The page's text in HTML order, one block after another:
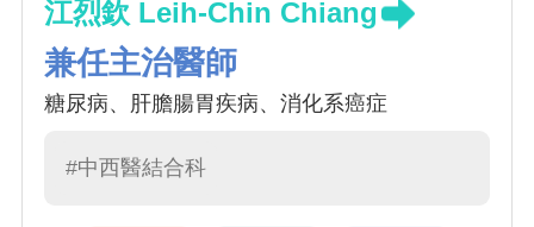
江烈欽 Leih-Chin Chiang
兼任主治醫師
糖尿病、肝膽腸胃疾病、消化系癌症
#中西醫結合科